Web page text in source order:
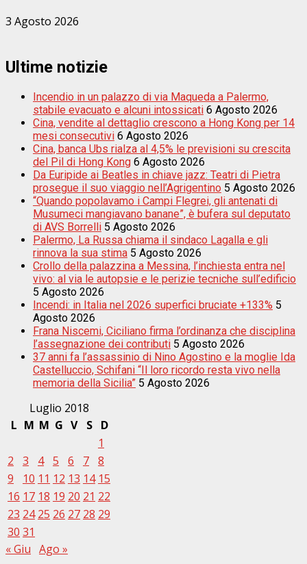
3 Agosto 2026
Ultime notizie
Incendio in un palazzo di via Maqueda a Palermo,
stabile evacuato e alcuni intossicati 6 Agosto 2026
Cina, vendite al dettaglio crescono a Hong Kong per 14
mesi consecutivi 6 Agosto 2026
Cina, banca Ubs rialza al 4,5% le previsioni su crescita
del Pil di Hong Kong 6 Agosto 2026
Da Euripide ai Beatles in chiave jazz: Teatri di Pietra
prosegue il suo viaggio nell’Agrigentino 5 Agosto 2026
“Quando popolavamo i Campi Flegrei, gli antenati di
Musumeci mangiavano banane”, è bufera sul deputato
di AVS Borrelli 5 Agosto 2026
Palermo, La Russa chiama il sindaco Lagalla e gli
rinnova la sua stima 5 Agosto 2026
Crollo della palazzina a Messina, l’inchiesta entra nel
vivo: al via le autopsie e le perizie tecniche sull’edificio
5 Agosto 2026
Incendi: in Italia nel 2026 superfici bruciate +133% 5
Agosto 2026
Frana Niscemi, Ciciliano firma l’ordinanza che disciplina
l’assegnazione dei contributi 5 Agosto 2026
37 anni fa l’assassinio di Nino Agostino e la moglie Ida
Castelluccio, Schifani “Il loro ricordo resta vivo nella
memoria della Sicilia” 5 Agosto 2026
Luglio 2018
L M M G V S
D
1
2
3 4 5 6 7 8
9
10 11 12 13 14 15
16 17 18 19 20 21 22
23 24 25 26 27 28 29
30 31
« Giu Ago »